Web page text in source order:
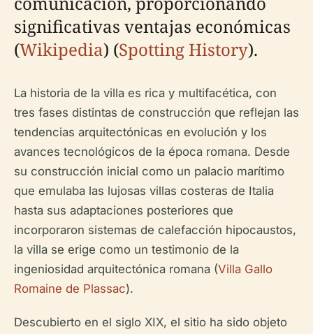
significativas ventajas económicas
(Wikipedia) (Spotting History).
La historia de la villa es rica y multifacética, con
tres fases distintas de construcción que reflejan las
tendencias arquitectónicas en evolución y los
avances tecnológicos de la época romana. Desde
su construcción inicial como un palacio marítimo
que emulaba las lujosas villas costeras de Italia
hasta sus adaptaciones posteriores que
incorporaron sistemas de calefacción hipocaustos,
la villa se erige como un testimonio de la
ingeniosidad arquitectónica romana (Villa Gallo
Romaine de Plassac).
Descubierto en el siglo XIX, el sitio ha sido objeto